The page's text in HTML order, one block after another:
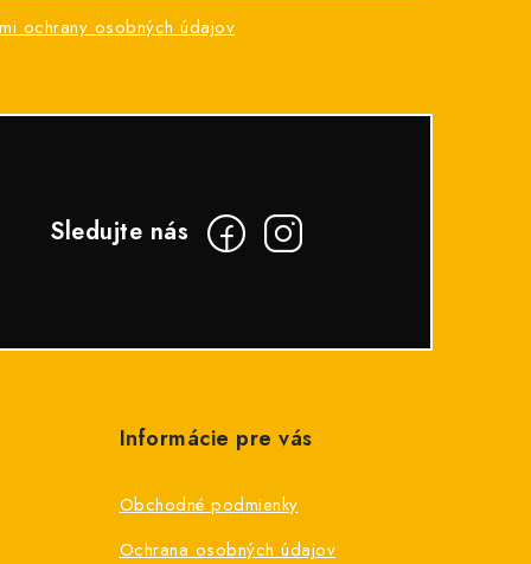
ochrany osobných údajov
Informácie pre vás
Obchodné podmienky
Ochrana osobných údajov